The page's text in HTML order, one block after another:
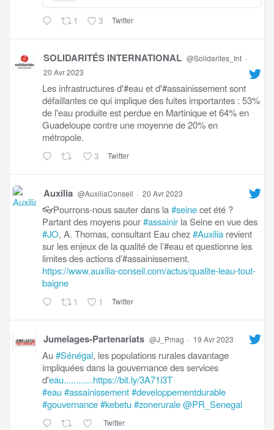
1 3 Twitter
SOLIDARITÉS INTERNATIONAL @Solidarites_Int ·
20 Avr 2023
Les infrastructures d'#eau et d'#assainissement sont
défaillantes ce qui implique des fuites importantes : 53%
de l'eau produite est perdue en Martinique et 64% en
Guadeloupe contre une moyenne de 20% en
métropole.
3 Twitter
Auxilia @AuxiliaConseil · 20 Avr 2023
👓Pourrons-nous sauter dans la#seinecet été ?
Partant des moyens pour#assainir la Seine en vue des
#JO, A. Thomas, consultant Eau chez#Auxilia revient
sur les enjeux de la qualité de l’#eau et questionne les
limites des actions d’#assainissement.
https://www.auxilia-conseil.com/actus/qualite-leau-tout-
baigne
1 1 Twitter
Jumelages-Partenariats @J_Pmag · 19 Avr 2023
Au#Sénégal, les populations rurales davantage
impliquées dans la gouvernance des services
d'eau............https://bit.ly/3A71i3T
#eau#assainissement#developpementdurable
#gouvernance#kebetu#zonerurale@PR_Senegal
Twitter